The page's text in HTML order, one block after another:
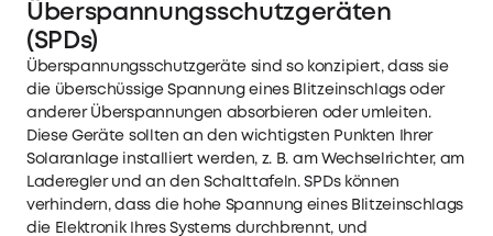
Überspannungsschutzgeräten
(SPDs)
Überspannungsschutzgeräte sind so konzipiert, dass sie
die überschüssige Spannung eines Blitzeinschlags oder
anderer Überspannungen absorbieren oder umleiten.
Diese Geräte sollten an den wichtigsten Punkten Ihrer
Solaranlage installiert werden, z. B. am Wechselrichter, am
Laderegler und an den Schalttafeln. SPDs können
verhindern, dass die hohe Spannung eines Blitzeinschlags
die Elektronik Ihres Systems durchbrennt, und